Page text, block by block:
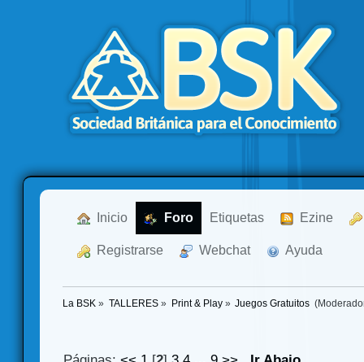
Inicio Foro Etiquetas Ezine
Registrarse Webchat Ayuda
La BSK » TALLERES» Print & Play» Juegos Gratuitos